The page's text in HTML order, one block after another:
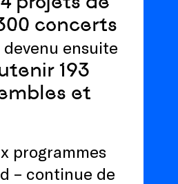
concerts
ensuite
193
et
programmes
– continue de